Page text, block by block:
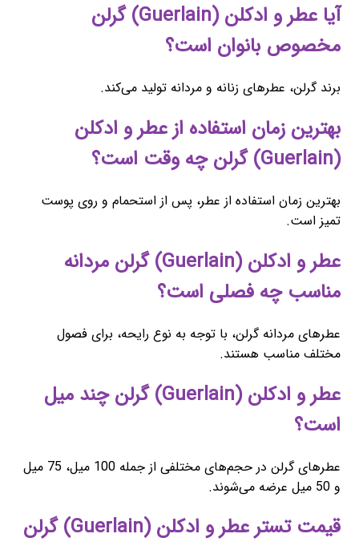
آیا عطر و ادکلن (Guerlain) گرلن
مخصوص بانوان است؟
برند گرلن، عطرهای زنانه و مردانه تولید می‌کند.
بهترین زمان استفاده از عطر و ادکلن
(Guerlain) گرلن چه وقت است؟
بهترین زمان استفاده از عطر، پس از استحمام و روی پوست
تمیز است.
عطر و ادکلن (Guerlain) گرلن مردانه
مناسب چه فصلی است؟
عطرهای مردانه گرلن، با توجه به نوع رایحه، برای فصول
مختلف مناسب هستند.
عطر و ادکلن (Guerlain) گرلن چند میل
است؟
عطرهای گرلن در حجم‌های مختلفی از جمله 100 میل، 75 میل
و 50 میل عرضه می‌شوند.
قیمت تستر عطر و ادکلن (Guerlain) گرلن